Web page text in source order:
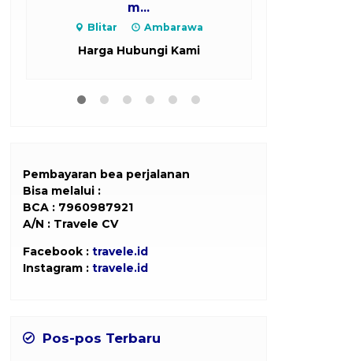
m...
Blitar Ambarawa
Harga Hubungi Kami
Pembayaran bea perjalanan
Bisa melalui :
BCA : 7960987921
A/N : Travele CV
Facebook : travele.id
Instagram : travele.id
Pos-pos Terbaru